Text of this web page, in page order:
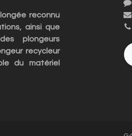
reconnu
ainsi que
plongeurs
recycleur
du matériel